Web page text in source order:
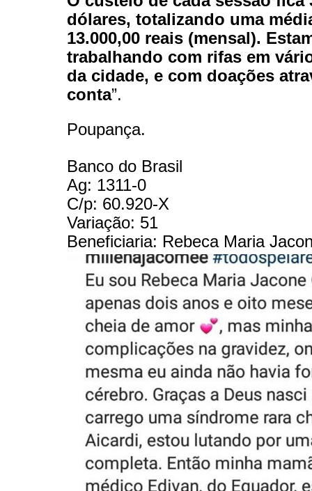
dólares, totalizando uma
13.000,00 reais (mensal).
trabalhando com rifas em
da cidade, e com doações
conta”.
Poupança.
Banco do Brasil
Ag: 1311-0
C/p: 60.920-X
Variação: 51
Beneficiaria: Rebeca Maria